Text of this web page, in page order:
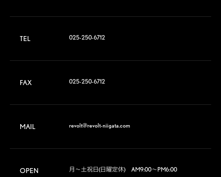
TEL 025-250-6712
FAX 025-250-6712
MAIL revolt@revolt-niigata.com
OPEN
月～土祝日(日曜定休)　AM9:00～PM6:00